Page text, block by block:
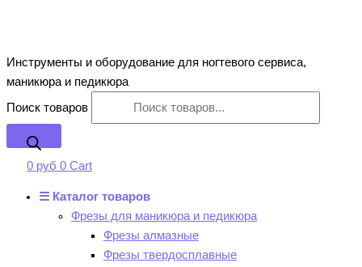
Инструменты и оборудование для ногтевого сервиса,
маникюра и педикюра
Поиск товаров
0 руб 0 Cart
☰ Каталог товаров
Фрезы для маникюра и педикюра
Фрезы алмазные
Фрезы твердосплавные